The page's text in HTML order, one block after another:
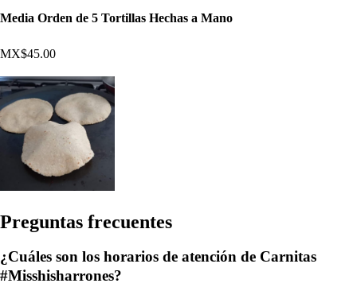
Media Orden de 5 Tortillas Hechas a Mano
MX$45.00
Preguntas frecuentes
¿Cuáles son los horarios de atención de Carnitas
#Misshisharrones?